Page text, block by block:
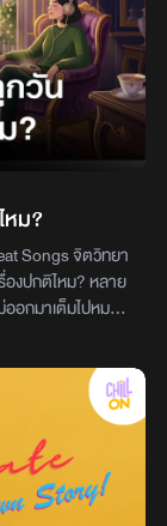
หม?
Songs จิตวิทยา
กติไหม? หลาย
ออกมาเต็มไปหมด
ของเราชอบความคุ้น
ดเดาทำนอง จังหวะ
มสบายใจ และลด
ไม่ว่าจะเป็นช่วง
บไปฟังเพลงเดิม